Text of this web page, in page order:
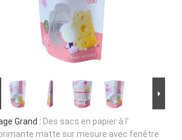
Grand : Des sacs en papier à l'
matte sur mesure avec fenêtre